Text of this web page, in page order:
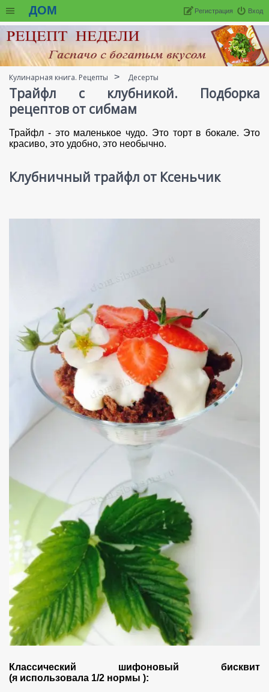
ДОМ Вход
Регистрация
Кулинарная книга. Рецепты Десерты
Трайфл с клубникой. Подборка
рецептов от сибмам
Трайфл - это маленькое чудо. Это торт в бокале. Это
красиво, это удобно, это необычно.
Клубничный трайфл от Ксеньчик
Классический шифоновый бисквит
(я использовала 1/2 нормы ):